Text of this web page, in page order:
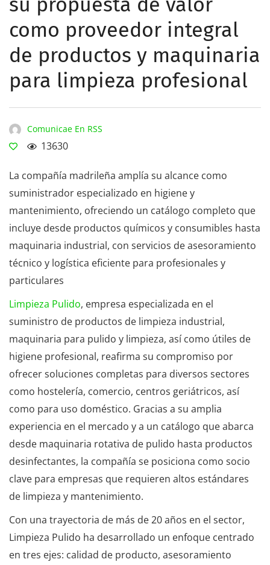
como proveedor integral
de productos y maquinaria
para limpieza profesional
Comunicae En RSS
13630
La compañía madrileña amplía su alcance como
suministrador especializado en higiene y
mantenimiento, ofreciendo un catálogo completo que
incluye desde productos químicos y consumibles hasta
maquinaria industrial, con servicios de asesoramiento
técnico y logística eficiente para profesionales y
particulares
Limpieza Pulido, empresa especializada en el
suministro de productos de limpieza industrial,
maquinaria para pulido y limpieza, así como útiles de
higiene profesional, reafirma su compromiso por
ofrecer soluciones completas para diversos sectores
como hostelería, comercio, centros geriátricos, así
como para uso doméstico. Gracias a su amplia
experiencia en el mercado y a un catálogo que abarca
desde maquinaria rotativa de pulido hasta productos
desinfectantes, la compañía se posiciona como socio
clave para empresas que requieren altos estándares
de limpieza y mantenimiento.
Con una trayectoria de más de 20 años en el sector,
Limpieza Pulido ha desarrollado un enfoque centrado
en tres ejes: calidad de producto, asesoramiento